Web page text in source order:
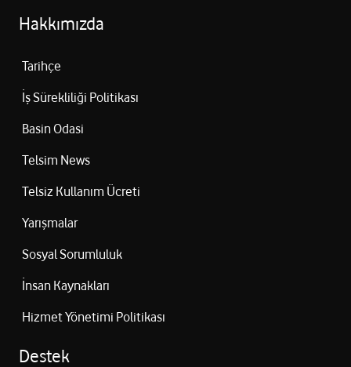
Hakkımızda
Tarihçe
İş Sürekliliği Politikası
Basin Odasi
Telsim News
Telsiz Kullanım Ücreti
Yarışmalar
Sosyal Sorumluluk
İnsan Kaynakları
Hizmet Yönetimi Politikası
Destek